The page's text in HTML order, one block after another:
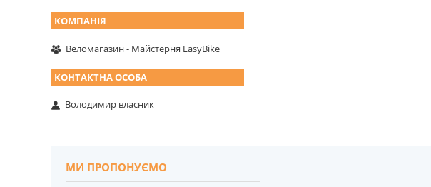
Веломагазин - Майстерня EasyBike
Володимир власник
МИ ПРОПОНУЄМО